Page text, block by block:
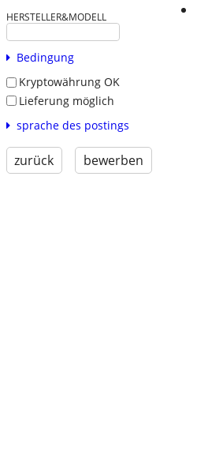
HERSTELLER&MODELL
Bedingung
Kryptowährung OK
Lieferung möglich
sprache des postings
zurück bewerben